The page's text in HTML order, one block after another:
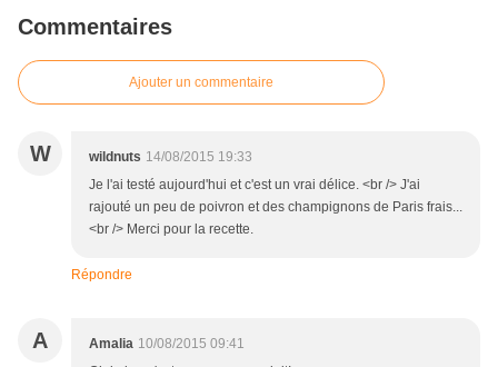
Commentaires
Ajouter un commentaire
W wildnuts 14/08/2015 19:33
Je l'ai testé aujourd'hui et c'est un vrai délice. <br /> J'ai
rajouté un peu de poivron et des champignons de Paris frais...
<br /> Merci pour la recette.
Répondre
A Amalia 10/08/2015 09:41